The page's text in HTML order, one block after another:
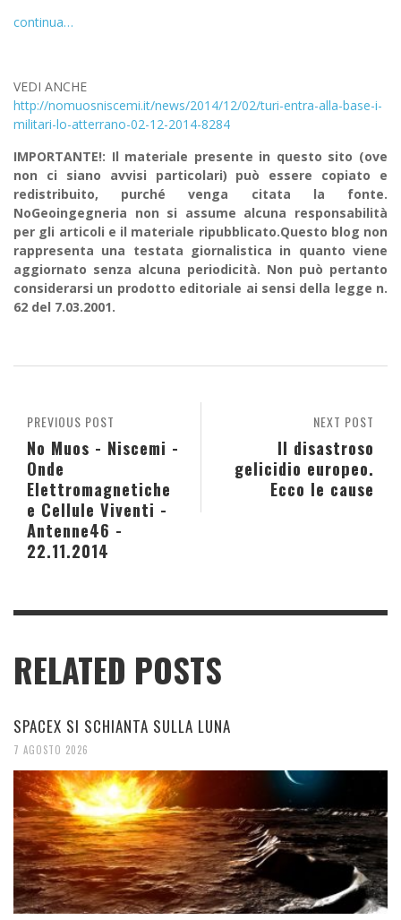
continua…
VEDI ANCHE
http://nomuosniscemi.it/news/2014/12/02/turi-entra-alla-base-i-
militari-lo-atterrano-02-12-2014-8284
IMPORTANTE!: Il materiale presente in questo sito (ove
non ci siano avvisi particolari) può essere copiato e
redistribuito, purché venga citata la fonte.
NoGeoingegneria non si assume alcuna responsabilità
per gli articoli e il materiale ripubblicato.Questo blog non
rappresenta una testata giornalistica in quanto viene
aggiornato senza alcuna periodicità. Non può pertanto
considerarsi un prodotto editoriale ai sensi della legge n.
62 del 7.03.2001.
NEXT POST
Il disastroso
gelicidio europeo.
Ecco le cause
PREVIOUS POST
No Muos - Niscemi -
Onde
Elettromagnetiche
e Cellule Viventi -
Antenne46 -
22.11.2014
RELATED POSTS
SPACEX SI SCHIANTA SULLA LUNA
7 AGOSTO 2026